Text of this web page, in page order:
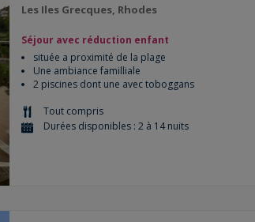
Les Iles Grecques, Rhodes
Séjour avec réduction enfant
située a proximité de la plage
Une ambiance familliale
2 piscines dont une avec toboggans
Tout compris
Durées disponibles : 2 à 14 nuits